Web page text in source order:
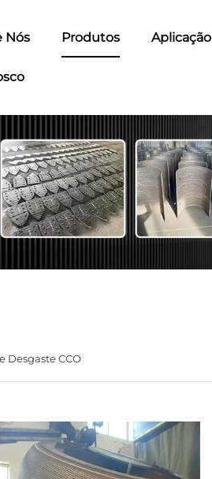
Nós Produtos Aplicação
Desgaste CCO